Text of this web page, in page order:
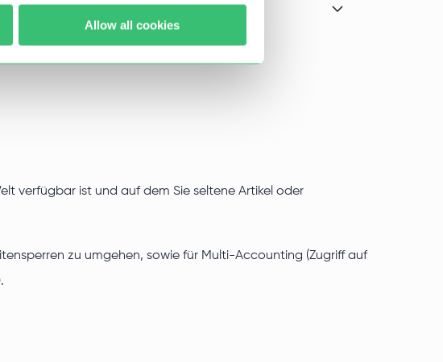
Allow all cookies
verfügbar ist und auf dem Sie seltene Artikel oder
zu umgehen, sowie für Multi-Accounting (Zugriff auf